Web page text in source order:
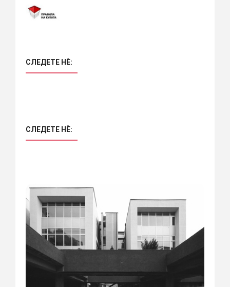
СЛЕДЕТЕ НÈ:
СЛЕДЕТЕ НÈ: